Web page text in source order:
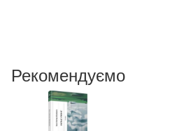
Рекомендуємо